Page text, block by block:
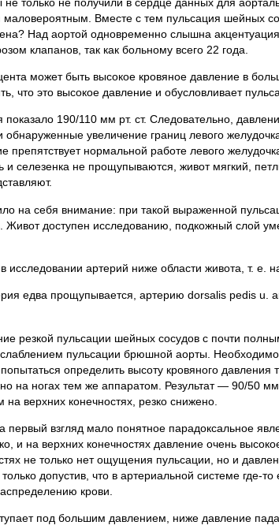
маловероятным. Вместе с тем пульсация шейных
Над аортой одновременно слышна
клапанов, так как больному всего 22 года.
может быть высокое кровяное давление в
что это высокое давление и обусловливает
190/110 мм рт. ст. Следовательно,
увеличение границ левого
препятствует нормальной работе левого
и селезенка не прощупываются, живот мягкий,
на себя внимание: при такой выраженной
доступен исследованию, подкожный слой
исследовании артерий ниже области живота, т. е.
едва прощупывается, артерию dorsalis pedis u.
резкой пульсации шейных сосудов с почти
пульсации брюшной аорты.
определить высоту кровяного давления
на ногах тем же аппаратом. Результат — 90/50
верхних конечностях, резко снижено.
взгляд мало понятное парадоксальное
и на верхних конечностях давление очень
не только нет ощущения пульсации, но и
допустив, что в артериальной системе где-
крови.
под большим давлением, ниже давление